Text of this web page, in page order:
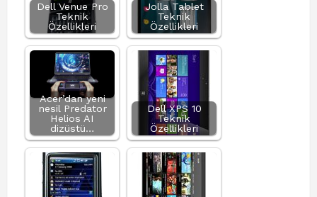
Dell Venue Pro
Teknik
Özellikleri
Jolla Tablet
Teknik
Özellikleri
Acer’dan yeni
nesil Predator
Helios AI
dizüstü…
Dell XPS 10
Teknik
Özellikleri